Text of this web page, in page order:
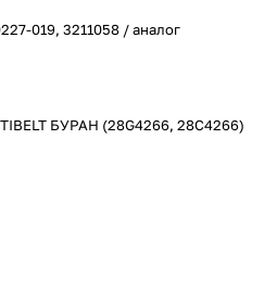
019, 3211058 / аналог
БУРАН (28G4266, 28C4266)